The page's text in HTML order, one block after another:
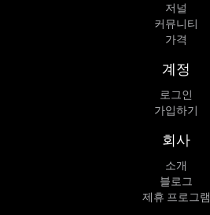
저널
커뮤니티
가격
계정
로그인
가입하기
회사
소개
블로그
제휴 프로그램